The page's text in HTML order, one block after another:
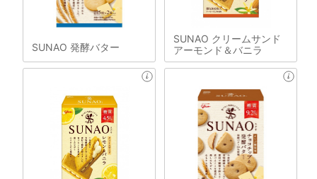
SUNAO 発酵バター
SUNAO クリームサンド
アーモンド＆バニラ